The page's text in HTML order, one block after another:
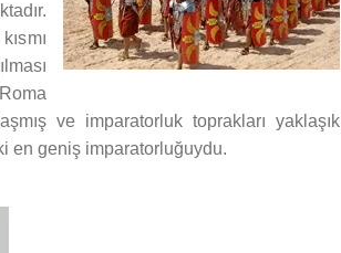
ve imparatorluk toprakları yaklaşık
en geniş imparatorluğuydu.